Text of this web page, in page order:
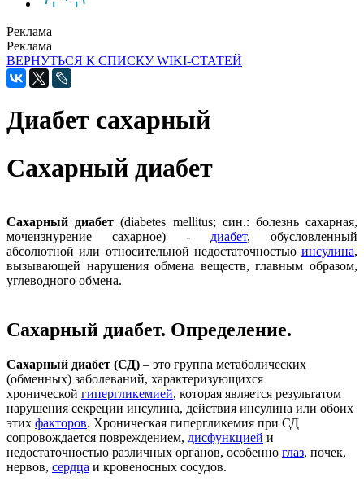
Реклама
Реклама
ВЕРНУТЬСЯ К СПИСКУ WIKI-СТАТЕЙ
Диабет сахарный
Сахарный диабет
Сахарный диабет (diabetes mellitus; син.: болезнь сахарная,
мочеизнурение сахарное) - диабет, обусловленный
абсолютной или относительной недостаточностью инсулина,
вызывающей нарушения обмена веществ, главным образом,
углеводного обмена.
Сахарный диабет. Определение.
Сахарный диабет (СД) – это группа метаболических
(обменных) заболеваний, характеризующихся
хронической гипергликемией, которая является результатом
нарушения секреции инсулина, действия инсулина или обоих
этих факторов. Хроническая гипергликемия при СД
сопровождается повреждением, дисфункцией и
недостаточностью различных органов, особенно глаз, почек,
нервов, сердца и кровеносных сосудов.